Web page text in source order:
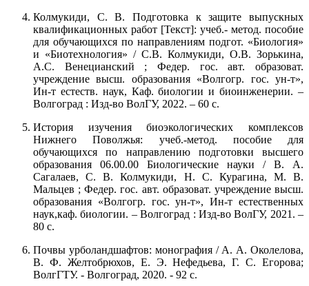
Колмукиди, С. В. Подготовка к защите выпускных
квалификационных работ [Текст]: учеб.- метод. пособие
для обучающихся по направлениям подгот. «Биология»
и «Биотехнология» / С.В. Колмукиди, О.В. Зорькина,
А.С. Венецианский ; Федер. гос. авт. образоват.
учреждение высш. образования «Волгогр. гос. ун-т»,
Ин-т естеств. наук, Каф. биологии и биоинженерии. –
Волгоград : Изд-во ВолГУ, 2022. – 60 с.
История изучения биоэкологических комплексов
Нижнего Поволжья: учеб.-метод. пособие для
обучающихся по направлению подготовки высшего
образования 06.00.00 Биологические науки / В. А.
Сагалаев, С. В. Колмукиди, Н. С. Курагина, М. В.
Мальцев ; Федер. гос. авт. образоват. учреждение высш.
образования «Волгогр. гос. ун-т», Ин-т естественных
наук,каф. биологии. – Волгоград : Изд-во ВолГУ, 2021. –
80 с.
Почвы урболандшафтов: монография / А. А. Околелова,
В. Ф. Желтобрюхов, Е. Э. Нефедьева, Г. С. Егорова;
ВолгГТУ. - Волгоград, 2020. - 92 с.